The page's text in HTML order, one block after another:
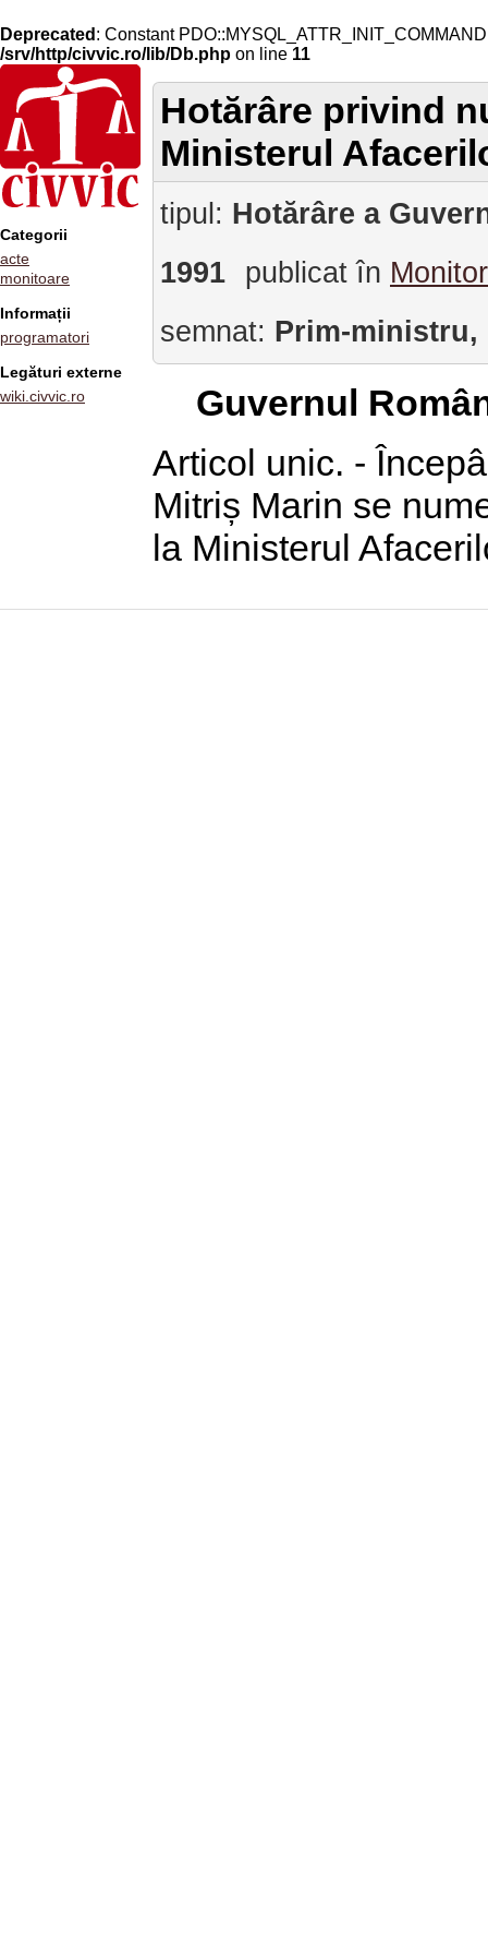
Deprecated : Constant
/srv/http/civvic.ro/lib/Db.php on line 11
Categorii
acte
monitoare
Informații
programatori
Legături externe
wiki.civvic.ro
Hotărâre privind
Ministerul
tipul: Hotărâre a
1991
publicat în
semnat: Prim-ministru,
Guvernul
Articol unic. -
Mitriș Marin se
la Ministerul